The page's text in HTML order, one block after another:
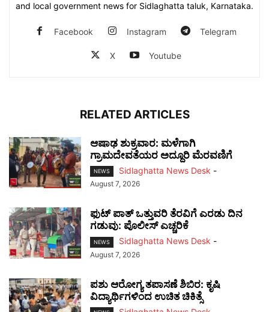
and local government news for Sidlaghatta taluk, Karnataka.
Facebook Instagram Telegram
X Youtube
RELATED ARTICLES
ಆಷಾಢ ಶುಕ್ರವಾರ: ಮಳೆಗಾಗಿ
ಗ್ರಾಮದೇವತೆಯರ ಅದ್ದೂರಿ ಮೆರವಣಿಗೆ
NEWS Sidlaghatta News Desk -
August 7, 2026
ಫುಟ್‌ ಪಾತ್ ಒತ್ತುವರಿ ತೆರವಿಗೆ ಎರಡು ದಿನ
ಗಡುವು: ಪೊಲೀಸ್ ಎಚ್ಚರಿಕೆ
NEWS Sidlaghatta News Desk -
August 7, 2026
ಪಶು ಆರೋಗ್ಯ ತಪಾಸಣೆ ಶಿಬಿರ: ಕೃಷಿ
ವಿದ್ಯಾರ್ಥಿಗಳಿಂದ ಉಚಿತ ಚಿಕಿತ್ಸೆ